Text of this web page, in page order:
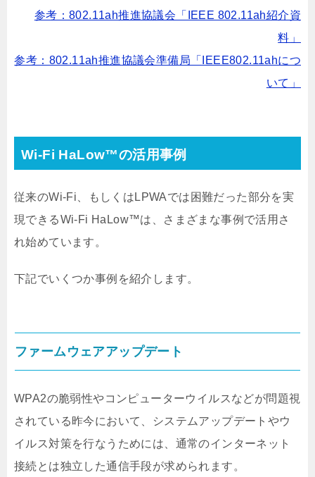
参考：802.11ah推進協議会「IEEE 802.11ah紹介資
料」
参考：802.11ah推進協議会準備局「IEEE802.11ahにつ
いて」
Wi-Fi HaLow™の活用事例
従来のWi-Fi、もしくはLPWAでは困難だった部分を実
現できるWi-Fi HaLow™は、さまざまな事例で活用さ
れ始めています。
下記でいくつか事例を紹介します。
ファームウェアアップデート
WPA2の脆弱性やコンピューターウイルスなどが問題視
されている昨今において、システムアップデートやウ
イルス対策を行なうためには、通常のインターネット
接続とは独立した通信手段が求められます。